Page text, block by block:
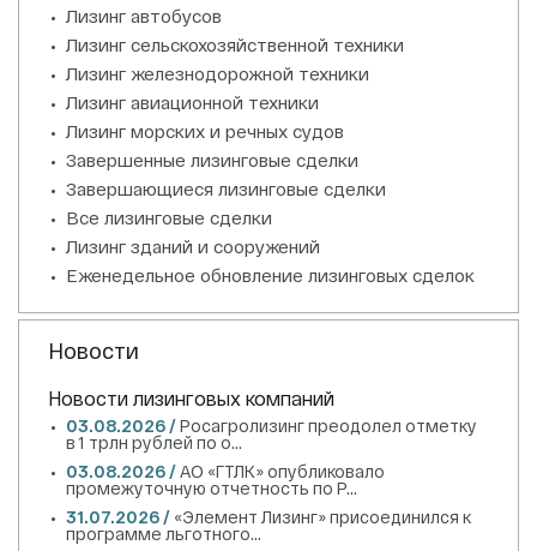
Лизинг автобусов
Лизинг сельскохозяйственной техники
Лизинг железнодорожной техники
Лизинг авиационной техники
Лизинг морских и речных судов
Завершенные лизинговые сделки
Завершающиеся лизинговые сделки
Все лизинговые сделки
Лизинг зданий и сооружений
Еженедельное обновление лизинговых сделок
Новости
Новости лизинговых компаний
03.08.2026 /Росагролизинг преодолел отметку
в 1 трлн рублей по о...
03.08.2026 /АО «ГТЛК» опубликовало
промежуточную отчетность по Р...
31.07.2026 / «Элемент Лизинг» присоединился к
программе льготного...